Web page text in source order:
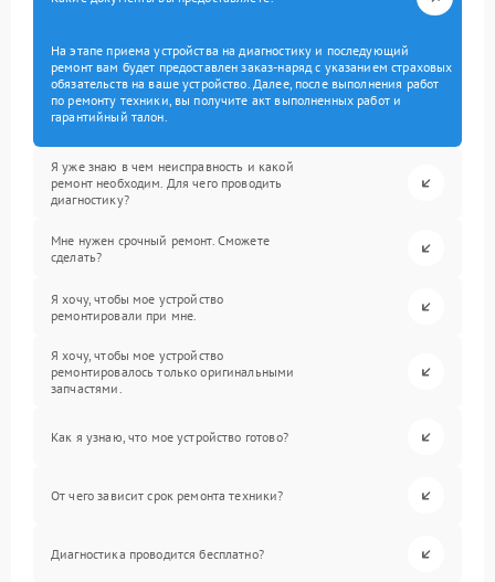
На этапе приема устройства на диагностику и последующий
ремонт вам будет предоставлен заказ-наряд с указанием страховых
обязательств на ваше устройство. Далее, после выполнения работ
по ремонту техники, вы получите акт выполненных работ и
гарантийный талон.
Я уже знаю в чем неисправность и какой
ремонт необходим. Для чего проводить
диагностику?
Мне нужен срочный ремонт. Сможете
сделать?
Я хочу, чтобы мое устройство
ремонтировали при мне.
Я хочу, чтобы мое устройство
ремонтировалось только оригинальными
запчастями.
Как я узнаю, что мое устройство готово?
От чего зависит срок ремонта техники?
Диагностика проводится бесплатно?